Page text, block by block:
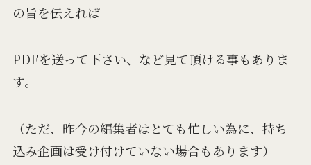
の旨を伝えれば
PDFを送って下さい、など見て頂ける事もありま
す。
（ただ、昨今の編集者はとても忙しい為に、持ち
込み企画は受け付けていない場合もあります）